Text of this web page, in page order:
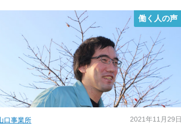
働く人の声
口事業所 2021年11月29日